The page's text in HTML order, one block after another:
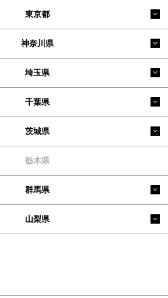
東京都
神奈川県
埼玉県
千葉県
茨城県
栃木県
群馬県
山梨県